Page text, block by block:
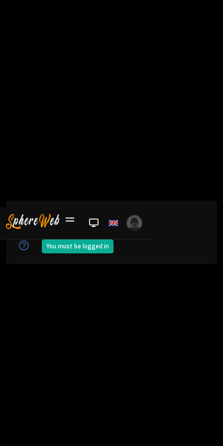
Форум игроков сервера
Видео и стримы
You must be logged in